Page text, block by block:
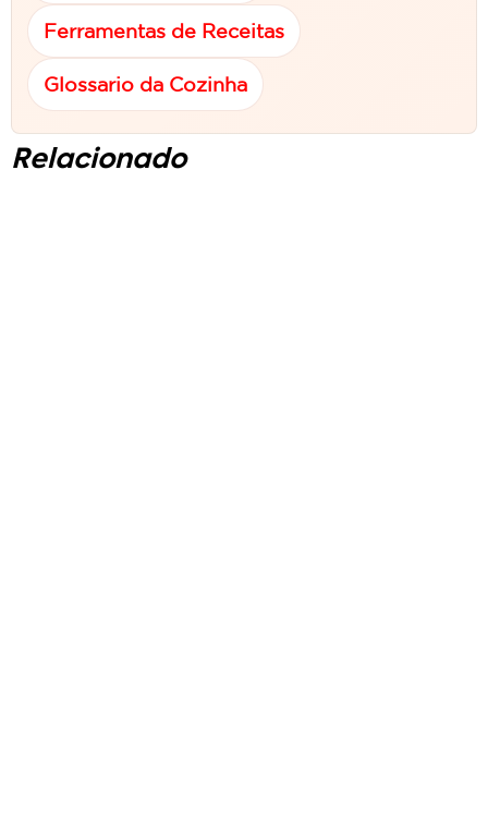
Ferramentas de Receitas
Glossario da Cozinha
Relacionado